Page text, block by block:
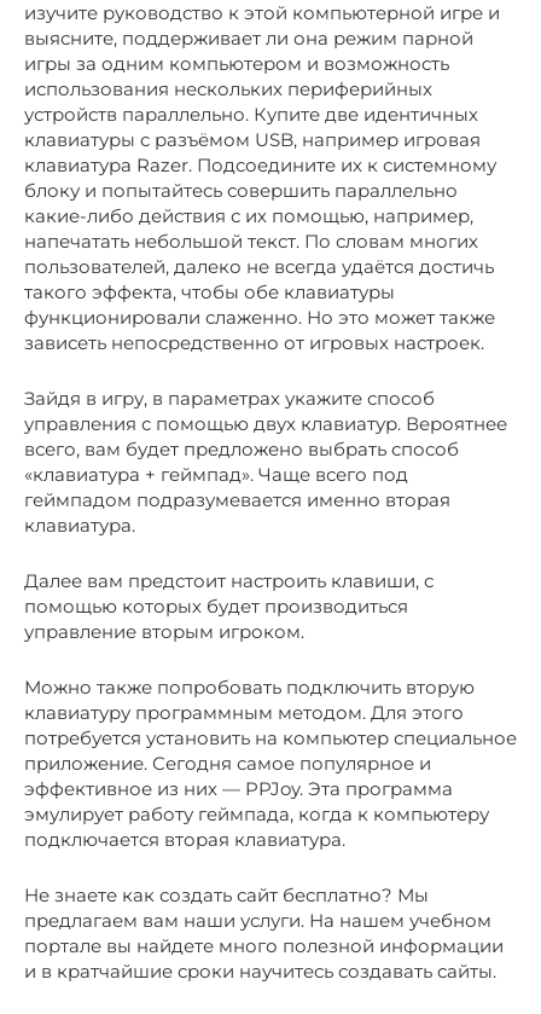
изучите руководство к этой компьютерной игре и
выясните, поддерживает ли она режим парной
игры за одним компьютером и возможность
использования нескольких периферийных
устройств параллельно. Купите две идентичных
клавиатуры с разъёмом USB, например игровая
клавиатура Razer. Подсоедините их к системному
блоку и попытайтесь совершить параллельно
какие-либо действия с их помощью, например,
напечатать небольшой текст. По словам многих
пользователей, далеко не всегда удаётся достичь
такого эффекта, чтобы обе клавиатуры
функционировали слаженно. Но это может также
зависеть непосредственно от игровых настроек.
Зайдя в игру, в параметрах укажите способ
управления с помощью двух клавиатур. Вероятнее
всего, вам будет предложено выбрать способ
«клавиатура + геймпад». Чаще всего под
геймпадом подразумевается именно вторая
клавиатура.
Далее вам предстоит настроить клавиши, с
помощью которых будет производиться
управление вторым игроком.
Можно также попробовать подключить вторую
клавиатуру программным методом. Для этого
потребуется установить на компьютер специальное
приложение. Сегодня самое популярное и
эффективное из них — PPJoy. Эта программа
эмулирует работу геймпада, когда к компьютеру
подключается вторая клавиатура.
Не знаете как создать сайт бесплатно? Мы
предлагаем вам наши услуги. На нашем учебном
портале вы найдете много полезной информации
и в кратчайшие сроки научитесь создавать сайты.